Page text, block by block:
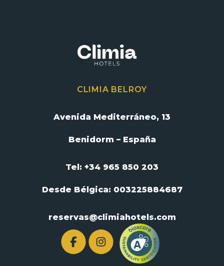
CLIMIA BELROY
Avenida Mediterráneo, 13
Benidorm – España
Tel: +34 965 850 203
Desde Bélgica: 003225884687
reservas@climiahotels.com